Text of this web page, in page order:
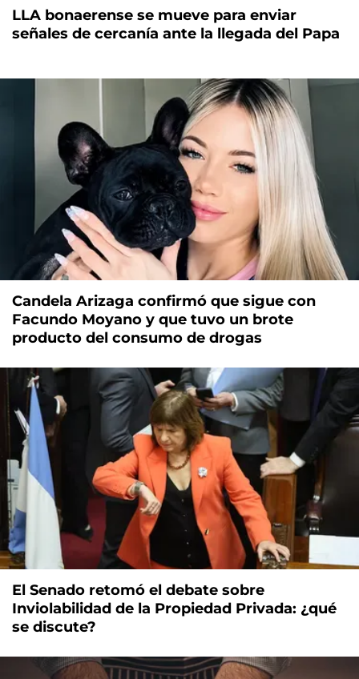
LLA bonaerense se mueve para enviar
señales de cercanía ante la llegada del Papa
Candela Arizaga confirmó que sigue con
Facundo Moyano y que tuvo un brote
producto del consumo de drogas
El Senado retomó el debate sobre
Inviolabilidad de la Propiedad Privada: ¿qué
se discute?